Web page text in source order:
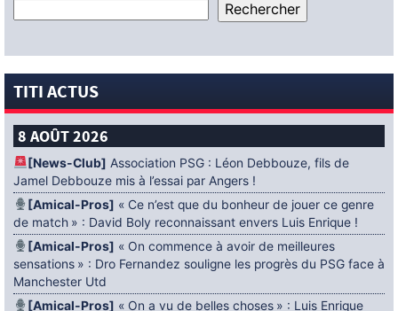
TITI ACTUS
8 AOÛT 2026
[News-Club] Association PSG : Léon Debbouze, fils de
Jamel Debbouze mis à l’essai par Angers !
[Amical-Pros] « Ce n’est que du bonheur de jouer ce genre
de match » : David Boly reconnaissant envers Luis Enrique !
[Amical-Pros] « On commence à avoir de meilleures
sensations » : Dro Fernandez souligne les progrès du PSG face à
Manchester Utd
[Amical-Pros] « On a vu de belles choses » : Luis Enrique